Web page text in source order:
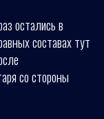
остались в
составах тут
со стороны